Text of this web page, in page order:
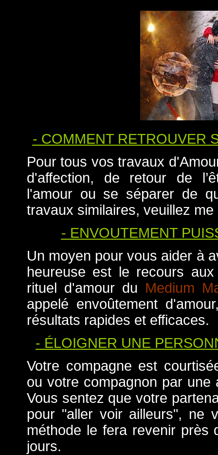
- COMMENT RETROUVER
Pour tous vos travaux
d'affection, de retour de
l'amour ou se séparer de
travaux similaires, veuillez me
- ENVOUTEMENT
Un moyen pour vous aider à
heureuse est le recours
rituel d'amour du Medium
appelé envoûtement
résultats rapides et efficaces.
- ÉLOIGNER UNE
Votre compagne est
ou votre compagnon par une
Vous sentez que votre
pour "aller voir ailleurs", ne
méthode le fera revenir près
jours.